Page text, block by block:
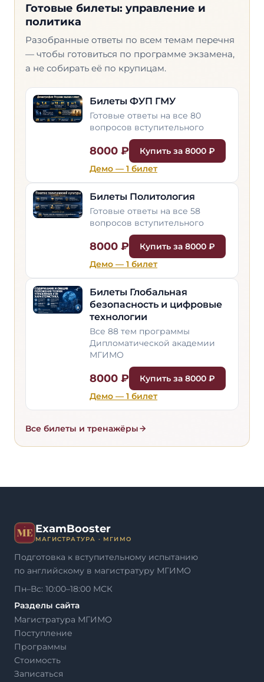
Готовые билеты: управление и
политика
Разобранные ответы по всем темам перечня
— чтобы готовиться по программе экзамена,
а не собирать её по крупицам.
Билеты ФУП ГМУ
Готовые ответы на все 80
вопросов вступительного
8000 ₽ Купить за 8000 ₽
Демо — 1 билет
Билеты Политология
Готовые ответы на все 58
вопросов вступительного
8000 ₽ Купить за 8000 ₽
Демо — 1 билет
Билеты Глобальная
безопасность и цифровые
технологии
Все 88 тем программы
Дипломатической академии
МГИМО
8000 ₽ Купить за 8000 ₽
Демо — 1 билет
Все билеты и тренажёры
ExamBooster
МАГИСТРАТУРА · МГИМО
Подготовка к вступительному испытанию
по английскому в магистратуру МГИМО
Пн–Вс: 10:00–18:00 МСК
Разделы сайта
Магистратура МГИМО
Поступление
Программы
Стоимость
Записаться